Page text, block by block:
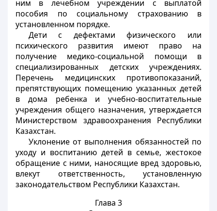
ним в лечебном учреждении с выплатой
пособия по социальному страхованию в
установленном порядке.
Дети с дефектами физического или
психического развития имеют право на
получение медико-социальной помощи в
специализированных детских учреждениях.
Перечень медицинских противопоказаний,
препятствующих помещению указанных детей
в дома ребенка и учебно-воспитательные
учреждения общего назначения, утверждается
Министерством здравоохранения Республики
Казахстан.
Уклонение от выполнения обязанностей по
уходу и воспитанию детей в семье, жестокое
обращение с ними, наносящие вред здоровью,
влекут ответственность, установленную
законодательством Республики Казахстан.
Глава 3